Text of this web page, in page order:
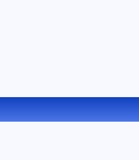
CONVERTIRE WKS